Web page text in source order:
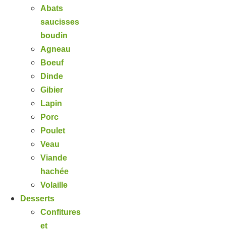
Abats
saucisses
boudin
Agneau
Boeuf
Dinde
Gibier
Lapin
Porc
Poulet
Veau
Viande
hachée
Volaille
Desserts
Confitures
et